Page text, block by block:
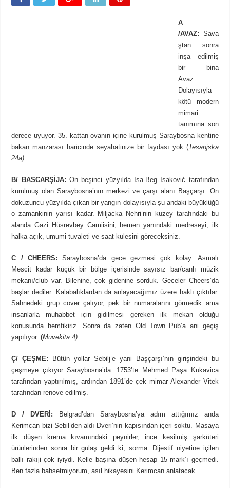
A
/AVAZ: Sava
ştan sonra
inşa edilmiş
bir bina
Avaz.
Dolayısıyla
kötü modern
mimari
tanımına son
derece uyuyor. 35. kattan ovanın içine kurulmuş Saraybosna kentine
bakan manzarası haricinde seyahatinize bir faydası yok (Tesanjska
24a)
B/ BASCARŞİJA: On beşinci yüzyılda Isa-Beg Isaković tarafından
kurulmuş olan Saraybosna’nın merkezi ve çarşı alanı Başçarşı. On
dokuzuncu yüzyılda çıkan bir yangın dolayısıyla şu andaki büyüklüğü
o zamankinin yarısı kadar. Miljacka Nehri’nin kuzey tarafındaki bu
alanda Gazi Hüsrevbey Camiisini; hemen yanındaki medreseyi; ilk
halka açık, umumi tuvaleti ve saat kulesini göreceksiniz.
C / CHEERS:Saraybosna’da gece gezmesi çok kolay. Asmalı
Mescit kadar küçük bir bölge içerisinde sayısız bar/canlı müzik
mekanı/club var. Bilenine, çok gidenine sorduk. Geceler Cheers’da
başlar dediler. Kalabalıklardan da anlayacağımız üzere haklı çıktılar.
Sahnedeki grup cover çalıyor, pek bir numaralarını görmedik ama
insanlarla muhabbet için gidilmesi gereken ilk mekan olduğu
konusunda hemfikiriz. Sonra da zaten Old Town Pub’a ani geçiş
yapılıyor. (Muvekita 4)
Ç/ ÇEŞME:
Bütün yollar Sebilj’e yani Başçarşı’nın girişindeki bu
çeşmeye çıkıyor Saraybosna’da. 1753’te Mehmed Paşa Kukavica
tarafından yaptırılmış, ardından 1891’de çek mimar Alexander Vitek
tarafından renove edilmiş.
D / DVERİ:
Belgrad’dan Saraybosna’ya adım attığımız anda
Kerimcan bizi Sebil’den aldı Dveri’nin kapısından içeri soktu. Masaya
ilk düşen krema kıvamındaki peynirler, ince kesilmiş şarküteri
ürünlerinden sonra bir gulaş geldi ki, sorma. Dijestif niyetine içilen
ballı rakıji çok iyiydi. Kelle başına düşen hesap 15 mark’ı geçmedi.
Ben fazla bahsetmiyorum, asıl hikayesini Kerimcan anlatacak.